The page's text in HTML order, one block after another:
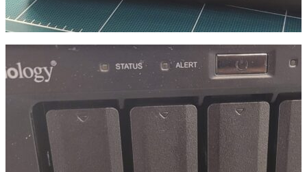
시놀로지나스 복구